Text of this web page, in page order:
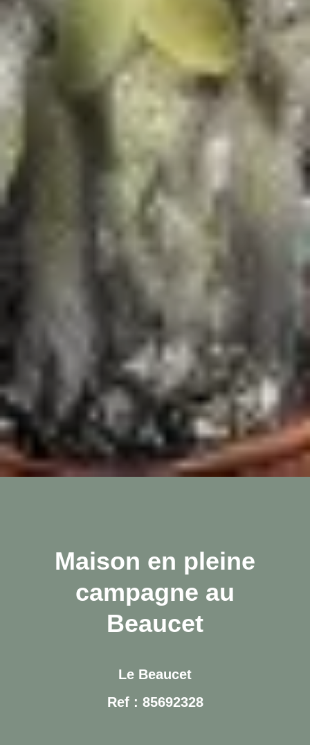
Maison en pleine
campagne au
Beaucet
Le Beaucet
Ref : 85692328